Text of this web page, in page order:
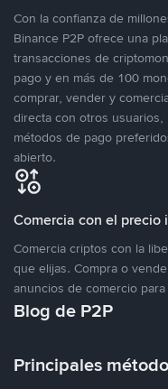
Con la confianza de
Binance P2P ofrece una
transacciones de
pago y en más de 100
comprar, vender y
directa con otros
métodos de pago
abierto.
Comercia con el precio
Comercia criptos con la
que elijas. Compra o
anuncios de comercio
Blog de P2P
Principales